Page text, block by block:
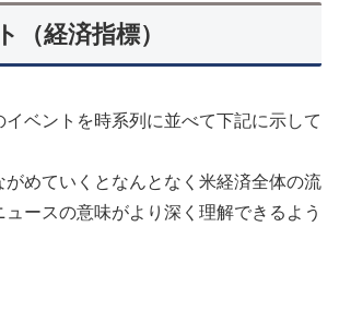
（経済指標）
ベントを時系列に並べて下記に示して
がめていくとなんとなく米経済全体の流
ースの意味がより深く理解できるよう